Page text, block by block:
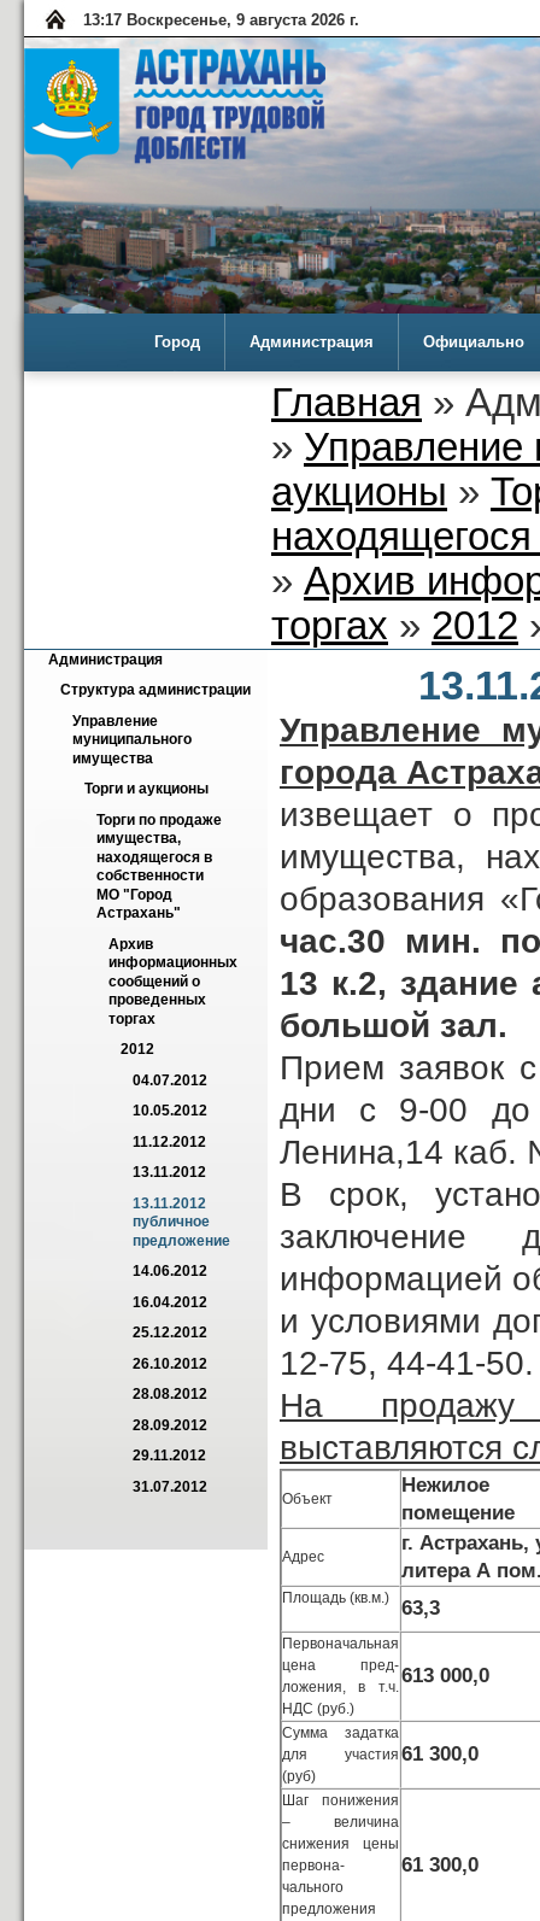
13:17 Воскресенье, 9 августа 2026 г.
Город Администрация Официально
Главная »
» Управление
аукционы »
» Архив
торгах » 2012
Администрация
Структура администрации
Управление
муниципального
имущества
Торги и аукционы
Торги по продаже
имущества,
находящегося в
собственности
МО "Город
Астрахань"
Архив
информационных
сообщений о
проведенных
торгах
2012
04.07.2012
10.05.2012
11.12.2012
13.11.2012
13.11.2012
публичное
предложение
14.06.2012
16.04.2012
25.12.2012
26.10.2012
28.08.2012
28.09.2012
29.11.2012
31.07.2012
Управление
города
извещает о
имущества,
образования
час.30 мин.
13 к.2, здание
большой зал.
Прием заявок
дни с 9-00
Ленина,14 каб.
В срок,
заключение
информацией
и условиями
12-75, 44-41-50.
На продажу
выставляются
Объект
Нежилое
помещение
Адрес
г.
литера А
Площадь (кв.м.) 63,3
Первоначальная
цена пред-
ложения, в т.ч.
НДС (руб.)
613 000,0
Сумма задатка
для участия
(руб)
61 300,0
Шаг понижения
– величина
снижения цены
первона-
чального
предложения
61 300,0